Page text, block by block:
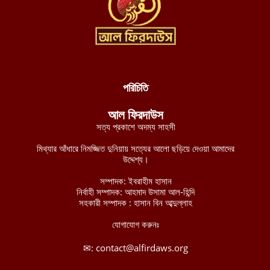
যুদ্ধ বন্ধে নাইজার রাষ্ট্রপ্রধানকে জেএনআইএম-এর শর্ত: মানব রচিত
সংবিধান ছেড়ে শরিয়াহ্ প্রতিষ্ঠা করুন
নব্য চাঁদাবাজদের হাতে জিম্মি রাজধানীবাসী, ৩৫ স্পটে পুলিশ সদস্যরাই করছে
বুরকিনান জান্তা বাহিনীর ১২টি সামরিক অবস্থানের নিয়ন্ত্রণ নিয়েছে
মালিতে জান্তা ও রুশ বাহিনীর ৫টি কনভয়ে প্রতিরোধ বাহিনী জেএনআইএম-
ইমারাতে ইসলামিয়া আফগানিস্তানের উত্তরাঞ্চলের পাঁচ প্রদেশের ৩৫০ পুলিশ
পরিচিতি
আল ফিরদাউস
সত্য প্রকাশে অদম্য সাহসী
মিথ্যার আঁধারে নিমজ্জিত দুনিয়ায় সত্যের আলো ছড়িয়ে দেওয়া আমাদের
উদ্দেশ্য।
সম্পাদক: ইবরাহীম হাসান
নির্বাহী সম্পাদক: আহমাদ উসামা আল-হিন্দি
সহকারী সম্পাদক : হাসান বিন আব্দুল্লাহ
যোগাযোগ করুনঃ
✉: contact@alfirdaws.org